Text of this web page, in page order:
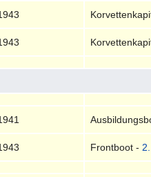
Frontboot -